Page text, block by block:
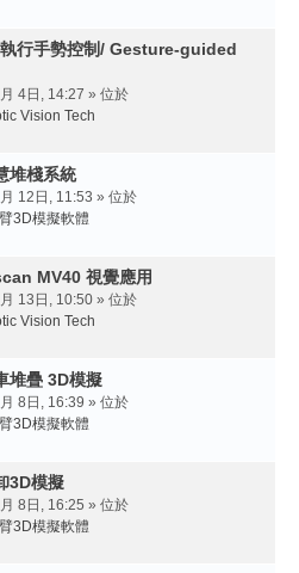
行手勢控制/ Gesture-guided
4日, 14:27 » 位於
Vision Tech
堆棧系統
12日, 11:53 » 位於
3D模擬軟體
MV40 視覺應用
13日, 10:50 » 位於
Vision Tech
堆疊 3D模擬
8日, 16:39 » 位於
3D模擬軟體
3D模擬
8日, 16:25 » 位於
3D模擬軟體